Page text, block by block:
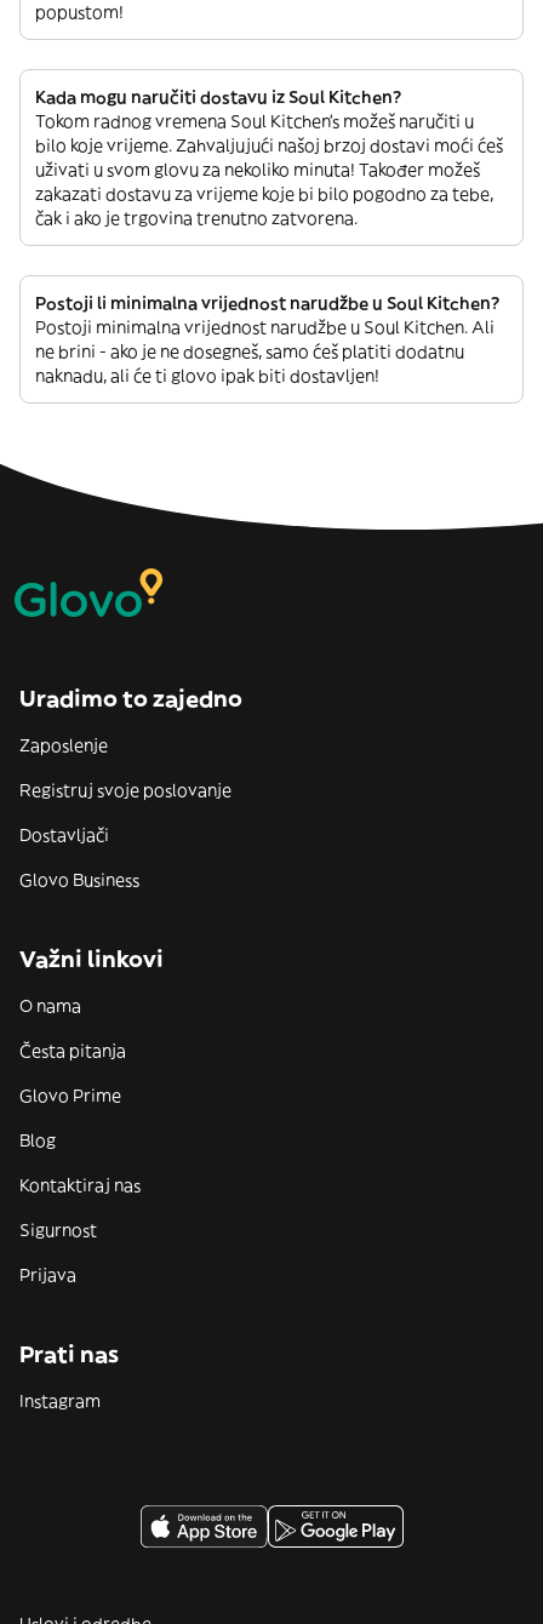
popustom!
Kada mogu naručiti dostavu iz Soul Kitchen?
Tokom radnog vremena Soul Kitchen’s možeš naručiti u
bilo koje vrijeme. Zahvaljujući našoj brzoj dostavi moći ćeš
uživati u svom glovu za nekoliko minuta! Također možeš
zakazati dostavu za vrijeme koje bi bilo pogodno za tebe,
čak i ako je trgovina trenutno zatvorena.
Postoji li minimalna vrijednost narudžbe u Soul Kitchen?
Postoji minimalna vrijednost narudžbe u Soul Kitchen. Ali
ne brini - ako je ne dosegneš, samo ćeš platiti dodatnu
naknadu, ali će ti glovo ipak biti dostavljen!
Uradimo to zajedno
Zaposlenje
Registruj svoje poslovanje
Dostavljači
Glovo Business
Važni linkovi
O nama
Česta pitanja
Glovo Prime
Blog
Kontaktiraj nas
Sigurnost
Prijava
Prati nas
Instagram